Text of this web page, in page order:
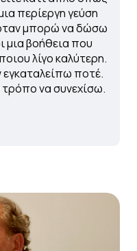
περίεργη γεύση
μπορώ να δώσω
μια βοήθεια που
λίγο καλύτερη.
ποτέ.
τρόπο να συνεχίσω.